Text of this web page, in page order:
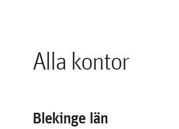
Alla kontor
Blekinge län